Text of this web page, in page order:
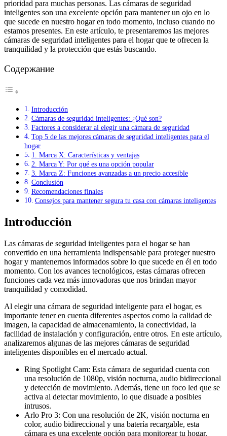
prioridad para muchas personas. Las cámaras de seguridad
inteligentes son una excelente opción para mantener un ojo en lo
que sucede en nuestro hogar en todo momento, incluso cuando no
estamos presentes. En este artículo, te presentaremos las mejores
cámaras de seguridad inteligentes para el hogar que te ofrecen la
tranquilidad y la protección que estás buscando.
Содержание
Introducción
Cámaras de seguridad inteligentes: ¿Qué son?
Factores a considerar al elegir una cámara de seguridad
Top 5 de las mejores cámaras de seguridad inteligentes para el
hogar
1. Marca X: Características y ventajas
2. Marca Y: Por qué es una opción popular
3. Marca Z: Funciones avanzadas a un precio accesible
Conclusión
Recomendaciones finales
Consejos para mantener segura tu casa con cámaras inteligentes
Introducción
Las cámaras de seguridad inteligentes para el hogar se han
convertido en una herramienta indispensable para proteger nuestro
hogar y mantenernos informados sobre lo que sucede en él en todo
momento. Con los avances tecnológicos, estas cámaras ofrecen
funciones cada vez más innovadoras que nos brindan mayor
tranquilidad y comodidad.
Al elegir una cámara de seguridad inteligente para el hogar, es
importante tener en cuenta diferentes aspectos como la calidad de
imagen, la capacidad de almacenamiento, la conectividad, la
facilidad de instalación y configuración, entre otros. En este artículo,
analizaremos algunas de las mejores cámaras de seguridad
inteligentes disponibles en el mercado actual.
Ring Spotlight Cam: Esta cámara de seguridad cuenta con
una resolución de 1080p, visión nocturna, audio bidireccional
y detección de movimiento. Además, tiene un foco led que se
activa al detectar movimiento, lo que disuade a posibles
intrusos.
Arlo Pro 3: Con una resolución de 2K, visión nocturna en
color, audio bidireccional y una batería recargable, esta
cámara es una excelente opción para monitorear tu hogar.